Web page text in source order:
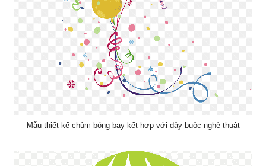
Mẫu thiết kế chùm bóng bay kết hợp với dây buộc nghệ thuật